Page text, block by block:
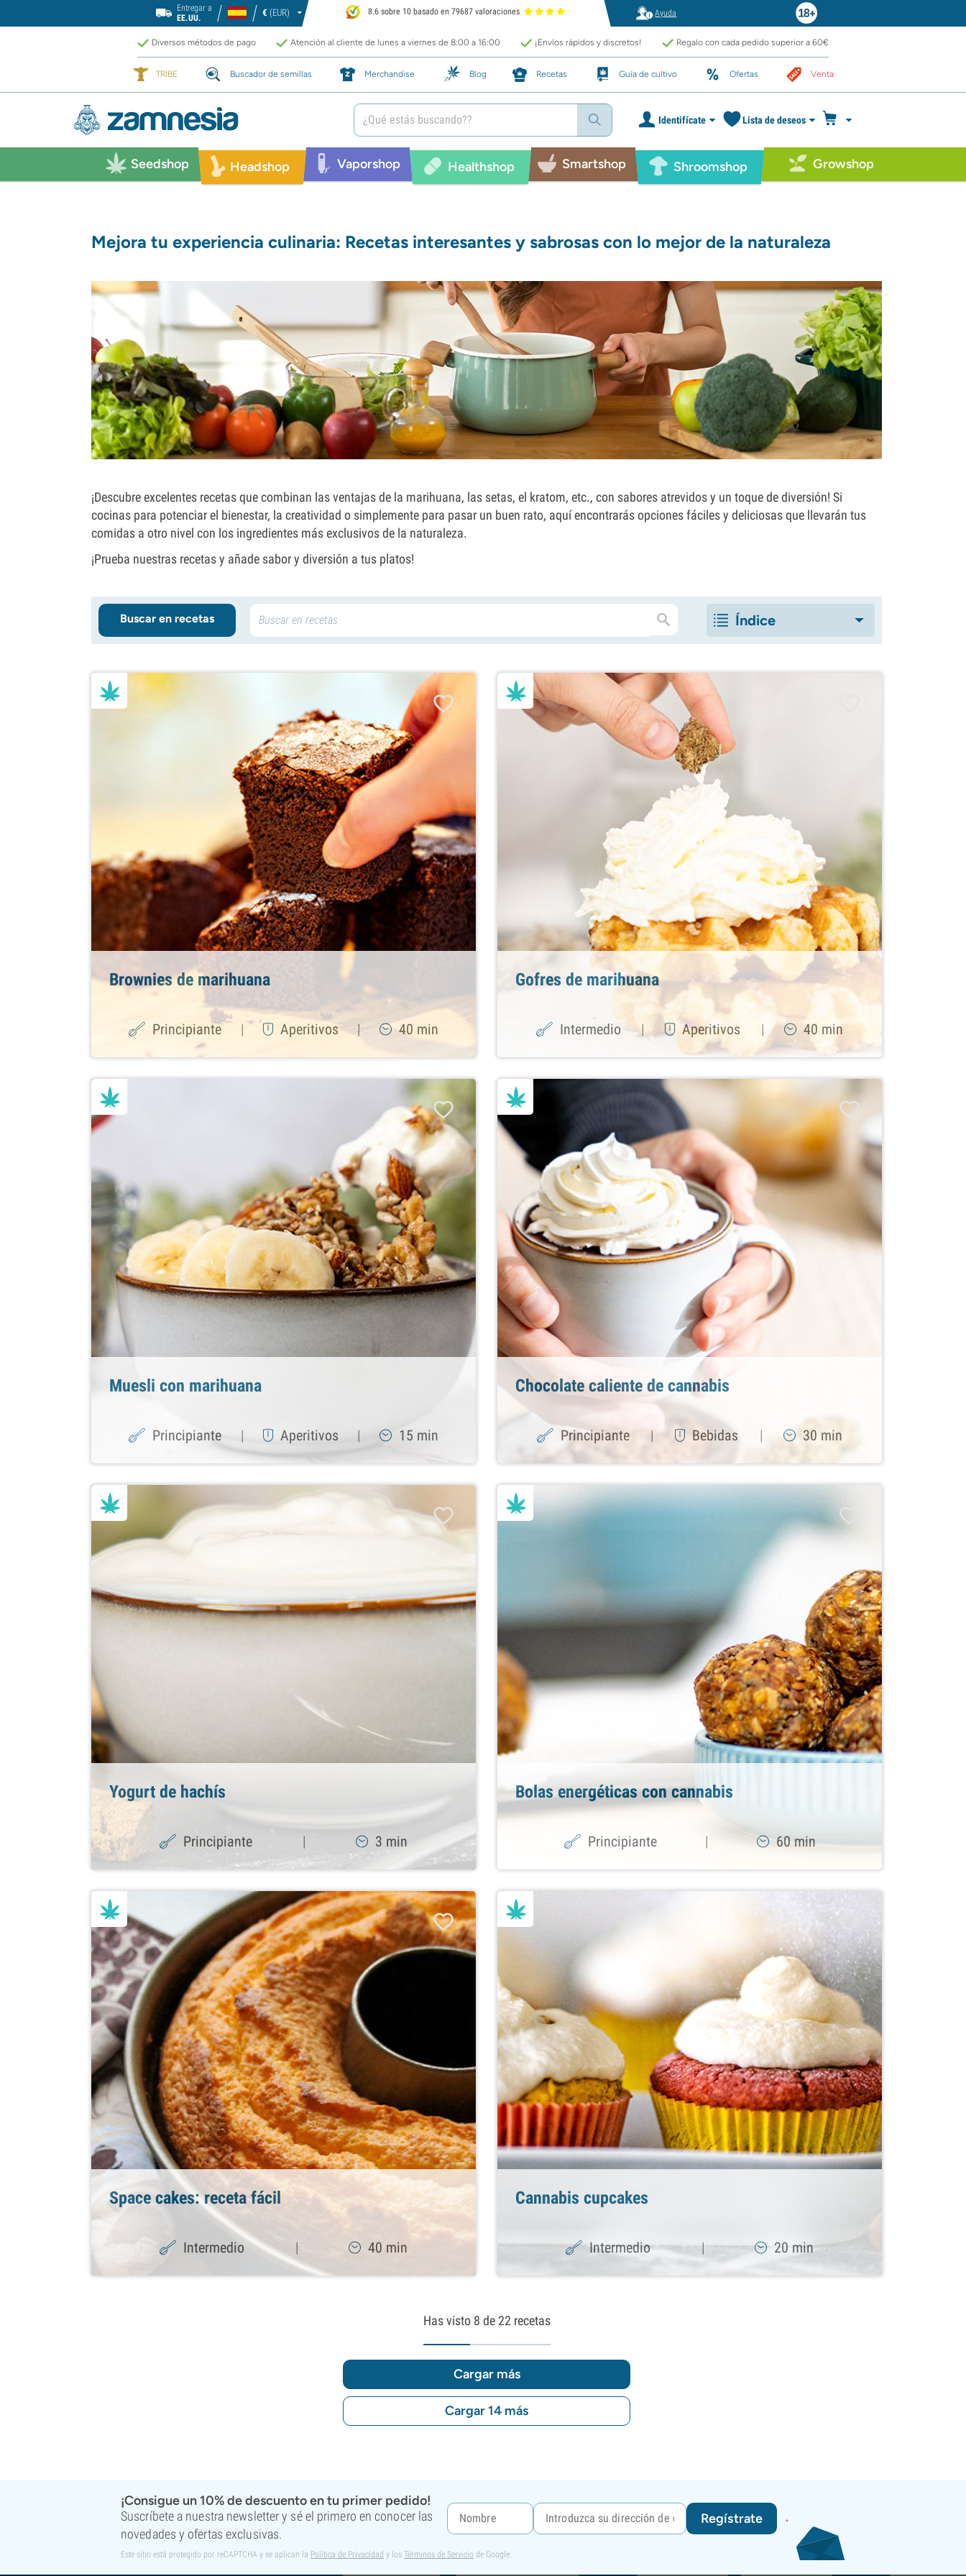
Entregar a
EE.UU.
€ (EUR) 8.6 sobre 10 basado en 79687 valoraciones Ayuda
Diversos métodos de pago Atención al cliente de lunes a viernes de 8:00 a 16:00 ¡Envíos rápidos y discretos! Regalo con cada pedido superior a 60€
TRIBE Buscador de semillas Merchandise Blog Recetas Guía de cultivo Ofertas Venta
Identifícate Lista de deseos
Seedshop Headshop Vaporshop Healthshop Smartshop Shroomshop Growshop
Mejora tu experiencia culinaria: Recetas interesantes y sabrosas con lo mejor de la naturaleza
¡Descubre excelentes recetas que combinan las ventajas de la marihuana, las setas, el kratom, etc., con sabores atrevidos y un toque de diversión! Si
cocinas para potenciar el bienestar, la creatividad o simplemente para pasar un buen rato, aquí encontrarás opciones fáciles y deliciosas que llevarán tus
comidas a otro nivel con los ingredientes más exclusivos de la naturaleza.
¡Prueba nuestras recetas y añade sabor y diversión a tus platos!
Buscar en recetas Índice
Brownies de marihuana
Principiante | Aperitivos | 40 min
Gofres de marihuana
Intermedio | Aperitivos | 40 min
Muesli con marihuana
Principiante | Aperitivos | 15 min
Chocolate caliente de cannabis
Principiante | Bebidas | 30 min
Yogurt de hachís
Principiante | 3 min
Bolas energéticas con cannabis
Principiante | 60 min
Space cakes: receta fácil
Intermedio | 40 min
Cannabis cupcakes
Intermedio | 20 min
Has visto 8 de 22 recetas
Cargar más
Cargar 14 más
¡Consigue un 10% de descuento en tu primer pedido!
Suscríbete a nuestra newsletter y sé el primero en conocer las
novedades y ofertas exclusivas.
Regístrate
Este sitio está protegido por reCAPTCHA y se aplican la Política de Privacidad y los Términos de Servicio de Google.